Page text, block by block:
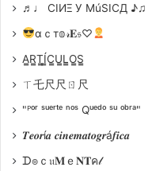
♬♩ CIИΞ У MúSICД ♪♫
αｃт𝕠𝓇𝐄𝔰♡
A̳R̳T̳Í̳C̳U̳L̳O̳S̳
ㄒ乇尺尺ㄖ尺
"ᴾᵒʳ ˢᵘᵉʳᵗᵉ ⁿᵒˢ Qᵘᵉᵈᵒ ˢᵘ ᵒᵇʳᵃ"
𝑻𝒆𝒐𝒓í𝒂 𝒄𝒊𝒏𝒆𝒎𝒂𝒕𝒐𝒈𝒓á𝒇𝒊𝒄𝒂
ᗪ๏ｃ𝔲𝐌ｅ𝐍𝐓ค𝓁